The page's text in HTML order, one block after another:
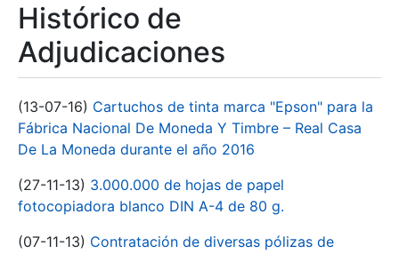
Histórico de
Adjudicaciones
(13-07-16) Cartuchos de tinta marca "Epson" para la
Fábrica Nacional De Moneda Y Timbre – Real Casa
De La Moneda durante el año 2016
(27-11-13) 3.000.000 de hojas de papel
fotocopiadora blanco DIN A-4 de 80 g.
(07-11-13) Contratación de diversas pólizas de